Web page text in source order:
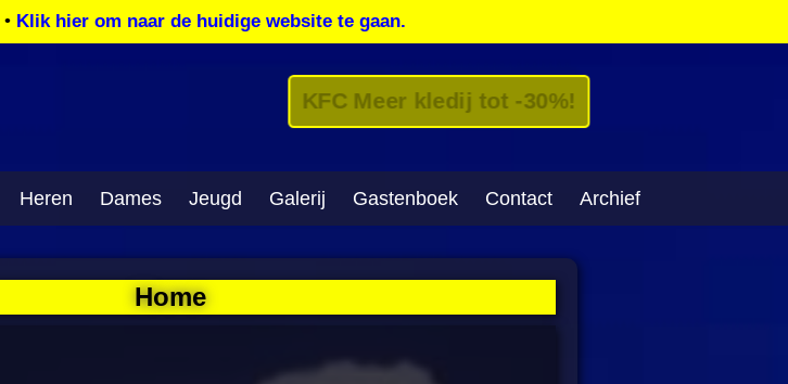
• Klik hier om naar de huidige website te gaan.
KFC Meer kledij tot -30%!
Heren Dames Jeugd Galerij Gastenboek Contact Archief
Home